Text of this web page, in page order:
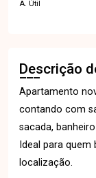
A. Útil
Descrição
Apartamento
contando com
sacada,
Ideal para
localização.